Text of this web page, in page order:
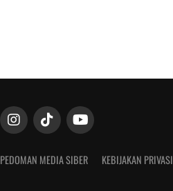
PEDOMAN MEDIA SIBER KEBIJAKAN PRIVASI